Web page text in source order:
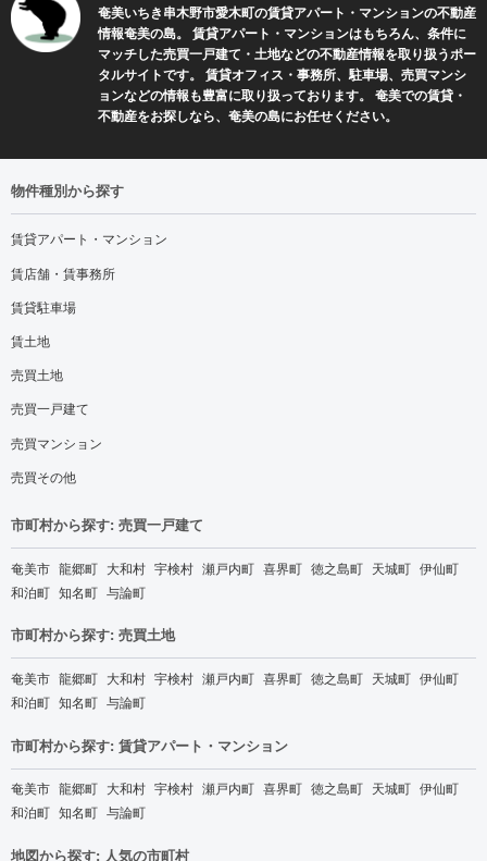
奄美いちき串木野市愛木町の賃貸アパート・マンションの不動産
情報奄美の島。 賃貸アパート・マンションはもちろん、条件に
マッチした売買一戸建て・土地などの不動産情報を取り扱うポー
タルサイトです。 賃貸オフィス・事務所、駐車場、売買マンシ
ョンなどの情報も豊富に取り扱っております。 奄美での賃貸・
不動産をお探しなら、奄美の島にお任せください。
物件種別から探す
賃貸アパート・マンション
賃店舗・賃事務所
賃貸駐車場
賃土地
売買土地
売買一戸建て
売買マンション
売買その他
市町村から探す: 売買一戸建て
奄美市 龍郷町 大和村 宇検村 瀬戸内町 喜界町 徳之島町 天城町 伊仙町
和泊町 知名町 与論町
市町村から探す: 売買土地
奄美市 龍郷町 大和村 宇検村 瀬戸内町 喜界町 徳之島町 天城町 伊仙町
和泊町 知名町 与論町
市町村から探す: 賃貸アパート・マンション
奄美市 龍郷町 大和村 宇検村 瀬戸内町 喜界町 徳之島町 天城町 伊仙町
和泊町 知名町 与論町
地図から探す: 人気の市町村